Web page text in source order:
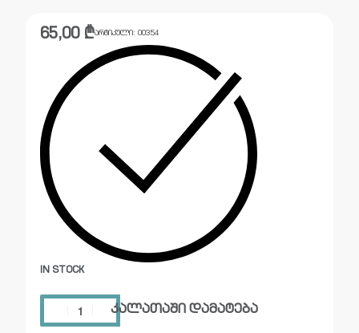
65,00 ₾არტიკული: 00354
IN STOCK
კალათაში დამატება